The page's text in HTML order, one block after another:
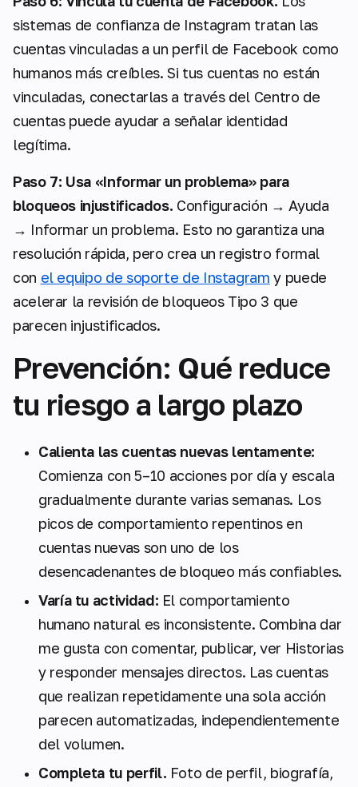
sistemas de confianza de Instagram tratan las
cuentas vinculadas a un perfil de Facebook como
humanos más creíbles. Si tus cuentas no están
vinculadas, conectarlas a través del Centro de
cuentas puede ayudar a señalar identidad
legítima.
Paso 7: Usa «Informar un problema» para
bloqueos injustificados. Configuración → Ayuda
→ Informar un problema. Esto no garantiza una
resolución rápida, pero crea un registro formal
con el equipo de soporte de Instagram y puede
acelerar la revisión de bloqueos Tipo 3 que
parecen injustificados.
Prevención: Qué reduce
tu riesgo a largo plazo
Calienta las cuentas nuevas lentamente:
Comienza con 5–10 acciones por día y escala
gradualmente durante varias semanas. Los
picos de comportamiento repentinos en
cuentas nuevas son uno de los
desencadenantes de bloqueo más confiables.
Varía tu actividad: El comportamiento
humano natural es inconsistente. Combina dar
me gusta con comentar, publicar, ver Historias
y responder mensajes directos. Las cuentas
que realizan repetidamente una sola acción
parecen automatizadas, independientemente
del volumen.
Completa tu perfil. Foto de perfil, biografía,